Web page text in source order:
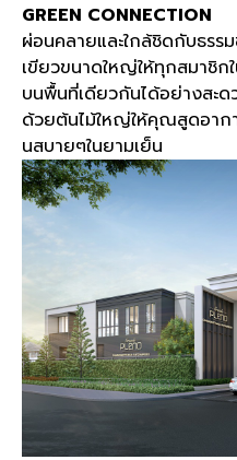
GREEN CONNECTION
ผ่อนคลายและใกล้ชิดกับธร
เขียวขนาดใหญ่ให้ทุกสมาชิก
บนพื้นที่เดียวกันได้อย่างสะด
ด้วยต้นไม้ใหญ่ให้คุณสูดอากา
นสบายๆในยามเย็น